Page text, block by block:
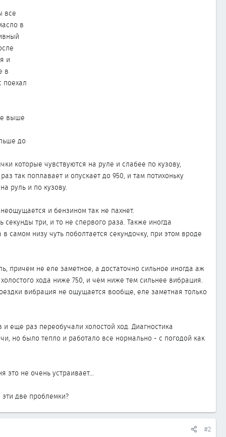
все
в
и
в
поехал
выше
до
которые чувствуются на руле и слабее по кузову,
так поплавает и опускает до 950, и там потихоньку
руль и по кузову.
и бензином так не пахнет.
три, и то не спервого раза. Также иногда
самом низу чуть поболтается секундочку, при этом вроде
причем не еле заметное, а достаточно сильное иногда аж
хода ниже 750, и чем ниже тем сильнее вибрация.
вибрация не ощущается вообще, еле заметная только
еще раз переобучали холостой ход. Диагностика
но было тепло и работало все нормально - с погодой как
это не очень устраивает...
две проблемки?
#2